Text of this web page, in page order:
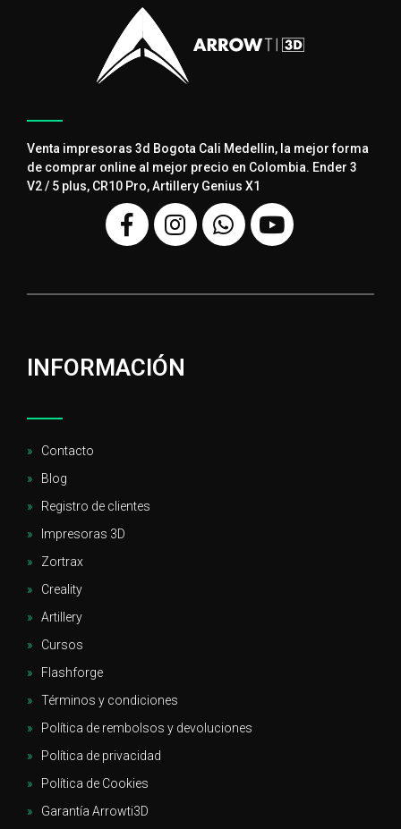
Venta impresoras 3d Bogota Cali Medellin, la mejor forma
de comprar online al mejor precio en Colombia. Ender 3
V2 / 5 plus, CR10 Pro, Artillery Genius X1
INFORMACIÓN
Contacto
Blog
Registro de clientes
Impresoras 3D
Zortrax
Creality
Artillery
Cursos
Flashforge
Términos y condiciones
Política de rembolsos y devoluciones
Política de privacidad
Política de Cookies
Garantía Arrowti3D